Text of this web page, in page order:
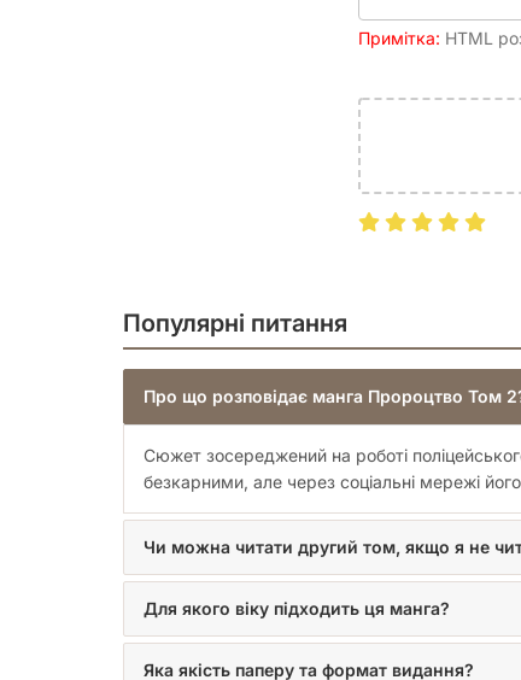
20 х 14 см, м'яка
220, чорно-білий друк
Примітка: HTML
Популярні питання
Про що розповідає манга Пророцтво Том
Сюжет зосереджений на роботі
безкарними, але через соціальні мережі
Чи можна читати другий том, якщо я не
Для якого віку підходить ця манга?
Яка якість паперу та формат видання?